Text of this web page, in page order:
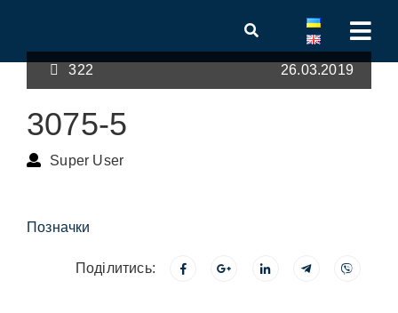
322 26.03.2019
3075-5
Super User
Позначки
Поділитись: